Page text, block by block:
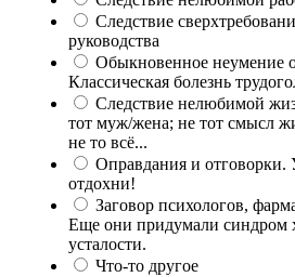
Следствие
руководства
Обыкновенное неумение
Классическая болезнь
Следствие нелюбимой
тот муж/жена; не тот смысл
не то всё...
Оправдания и отговорки.
отдохни!
Заговор психологов,
Еще они придумали синдром
усталости.
Что-то другое